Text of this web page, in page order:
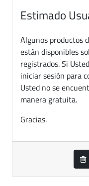
Estimado
Algunos productos
están disponibles
registrados. Si
iniciar sesión para
Usted no se
manera gratuita.
Gracias.